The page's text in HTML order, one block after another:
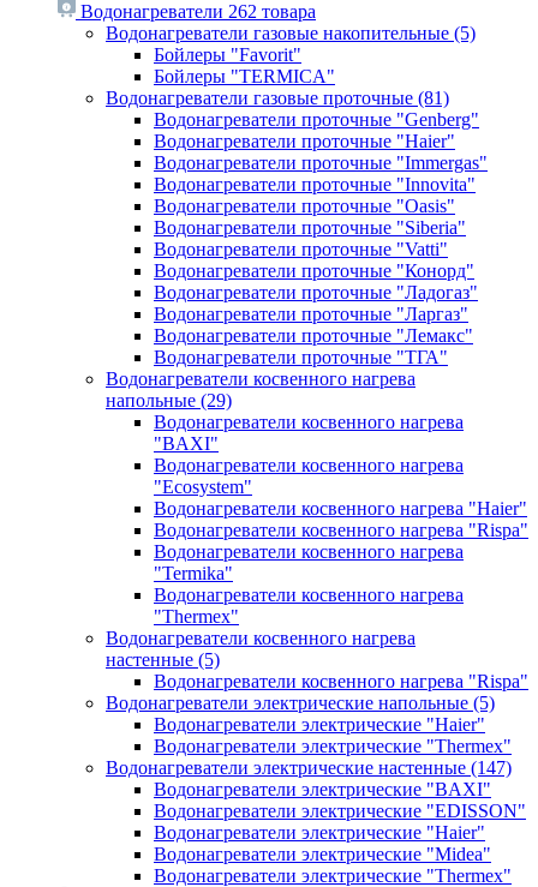
Водонагреватели 262 товара
Водонагреватели газовые накопительные (5)
Бойлеры "Favorit"
Бойлеры "TERMICA"
Водонагреватели газовые проточные (81)
Водонагреватели проточные "Genberg"
Водонагреватели проточные "Haier"
Водонагреватели проточные "Immergas"
Водонагреватели проточные "Innovita"
Водонагреватели проточные "Oasis"
Водонагреватели проточные "Siberia"
Водонагреватели проточные "Vatti"
Водонагреватели проточные "Конорд"
Водонагреватели проточные "Ладогаз"
Водонагреватели проточные "Ларгаз"
Водонагреватели проточные "Лемакс"
Водонагреватели проточные "ТГА"
Водонагреватели косвенного нагрева
напольные (29)
Водонагреватели косвенного нагрева
"BAXI"
Водонагреватели косвенного нагрева
"Ecosystem"
Водонагреватели косвенного нагрева "Haier"
Водонагреватели косвенного нагрева "Rispa"
Водонагреватели косвенного нагрева
"Termika"
Водонагреватели косвенного нагрева
"Thermex"
Водонагреватели косвенного нагрева
настенные (5)
Водонагреватели косвенного нагрева "Rispa"
Водонагреватели электрические напольные (5)
Водонагреватели электрические "Haier"
Водонагреватели электрические "Thermex"
Водонагреватели электрические настенные (147)
Водонагреватели электрические "BAXI"
Водонагреватели электрические "EDISSON"
Водонагреватели электрические "Haier"
Водонагреватели электрические "Midea"
Водонагреватели электрические "Thermex"